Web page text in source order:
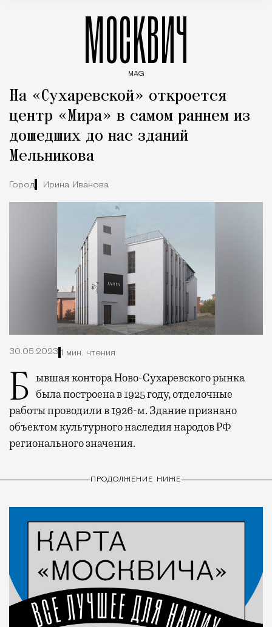
МОСКВИЧ
MAG
На «Сухаревской» откроется
центр «Мира» в самом раннем из
дошедших до нас зданий
Мельникова
Город Ирина Иванова
30.05.2023 1 мин. чтения
Бывшая контора Ново-Сухаревского рынка была построена в 1925 году, отделочные
работы проводили в 1926-м. Здание признано
объектом культурного наследия народов РФ
регионального значения.
ПРОДОЛЖЕНИЕ НИЖЕ